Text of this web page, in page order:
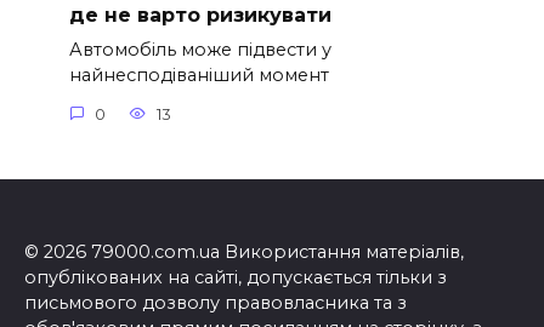
де не варто ризикувати
Автомобіль може підвести у
найнесподіваніший момент
0 13
© 2026 79000.com.ua Використання матеріалів,
опублікованих на сайті, допускається тільки з
письмового дозволу правовласника та з